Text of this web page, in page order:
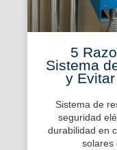
5
Sistema
y
Sistema de
seguridad
durabilidad en
solares